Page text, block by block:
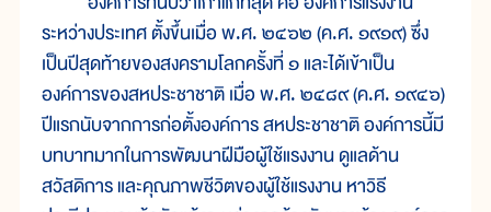
ระหว่างประเทศ ตั้งขึ้นเมื่อ พ.ศ. ๒๔๖๒ (ค.ศ. ๑๙๑๙) ซึ่ง
เป็นปีสุดท้ายของสงครามโลกครั้งที่ ๑ และได้เข้าเป็น
องค์การของสหประชาชาติ เมื่อ พ.ศ. ๒๔๘๙ (ค.ศ. ๑๙๔๖)
ปีแรกนับจากการก่อตั้งองค์การ สหประชาชาติ องค์การนี้มี
บทบาทมากในการพัฒนาฝีมือผู้ใช้แรงงาน ดูแลด้าน
สวัสดิการ และคุณภาพชีวิตของผู้ใช้แรงงาน หาวิธี